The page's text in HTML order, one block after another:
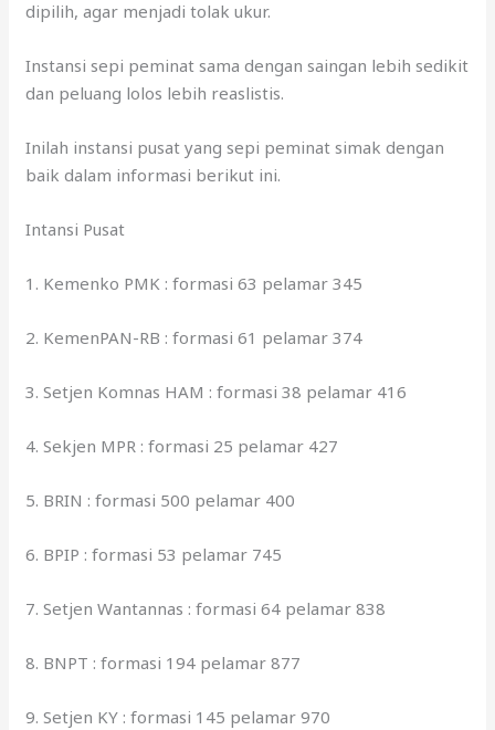
dipilih, agar menjadi tolak ukur.
Instansi sepi peminat sama dengan saingan lebih sedikit
dan peluang lolos lebih reaslistis.
Inilah instansi pusat yang sepi peminat simak dengan
baik dalam informasi berikut ini.
Intansi Pusat
1. Kemenko PMK : formasi 63 pelamar 345
2. KemenPAN-RB : formasi 61 pelamar 374
3. Setjen Komnas HAM : formasi 38 pelamar 416
4. Sekjen MPR : formasi 25 pelamar 427
5. BRIN : formasi 500 pelamar 400
6. BPIP : formasi 53 pelamar 745
7. Setjen Wantannas : formasi 64 pelamar 838
8. BNPT : formasi 194 pelamar 877
9. Setjen KY : formasi 145 pelamar 970